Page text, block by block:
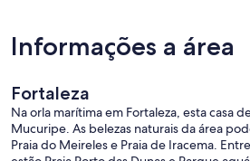
Informações a área
Fortaleza
Na orla marítima em Fortaleza, esta casa
Mucuripe. As belezas naturais da área
Praia do Meireles e Praia de Iracema.